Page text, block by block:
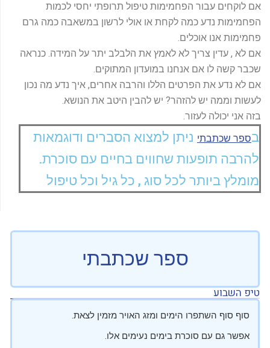
אם לוקחים עבור הפחמימות טיפול תרופתי יחסי לכמות
הפחמימות נדע כמה לקחת או אולי לרשון במשאבה כמה גרם
פחמימות אנו אוכלים.
אם לא , עדין צריך לא לאמץ את הלבלב יתר על המידה. כנראה
שכבר קשה לו אם אנחנו במועדון המתוקים.
אם לא נדע את הפרטים הללו והרבה אחרים, איך נדע מה נכון
לעשות וממה יש להזהר? יש להבין היטב את הנושא.
בזה אני יכולה לעזור.
בספר שכתבתי ניתן למצוא הסברים ודוגמאות
להרבה תופעות שחווים בחיים עם סוכרת.
מומלץ ביותר לכל סוג , כל גיל וכל טיפול
ספר שכתבתי
טיפ השבוע
סוף סוף השתפרו הימים ומזג האויר מזמין לצאת.
אפשר גם עם סוכרת בימים נעימים אלו.